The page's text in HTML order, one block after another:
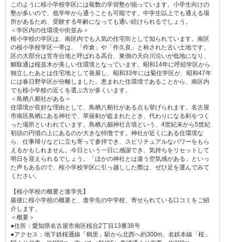
このように桜小学校学区には複数の学習塾が揃っています。小学生向けの
塾が多いので、低学年から通うことも可能です。中学生以上でも通える場
所があるため、受験する年齢になっても通い続けられるでしょう。
＜学区内の住環境や街並み＞
桜小学校の学区は、南区内でも人気の住宅街として知られています。南区
の桜小学校学区一帯は、「作倉」や「作久良」と称された古い土地です。
区の大部分は笠寺台地と呼ばれる高台、東側の天白川沿いが低地になり、
鯛取通は桜並木が美しい住環境となっています。昭和14年に呼続学区から
独立したあとは住宅地として発展し、昭和33年には菊住学区が、昭和47年
には春日野学区が分離しました。恵まれた住環境であることから、南区内
でも桜小学校の近くを選ぶ方が多くいます。
＜鳥栖八剱社がある＞
住環境が良好な理由として、鳥栖八剱社がある点も挙げられます。名古屋
市南区鳥栖にある神社で、草薙剣が盗まれたとき、代わりになる剣をつく
った場所といわれています。鳥栖八劔神社古墳という、4世紀末から5世紀
初頭の円墳の上にあるのが大きな特徴です。神社が近くにある住環境な
ら、仕事帰りなどに立ち寄って参拝でき、スピリチュアルなパワーをもら
えるかもしれません。今日という一日に感謝でき、気持ちをリセットして
明日を迎えられるでしょう。「ほかの神社とは違う空気感がある」といっ
た声もあるので、桜小学校学区に引っ越しした際は、ぜひ足を運んでみて
ください。
【桜小学校の概要と進学先】
最後に桜小学校の概要と、進学先の中学校、寄せられている口コミをご紹
介します。
＜概要＞
●住所：愛知県名古屋市南区桜台2丁目13番38号
●アクセス：地下鉄桜通線「鶴里」駅から北西へ約300m、名鉄本線「桜」